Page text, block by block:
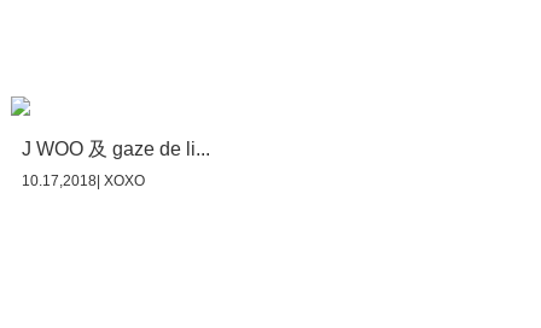
J WOO 及 gaze de li...
10.17,2018| XOXO